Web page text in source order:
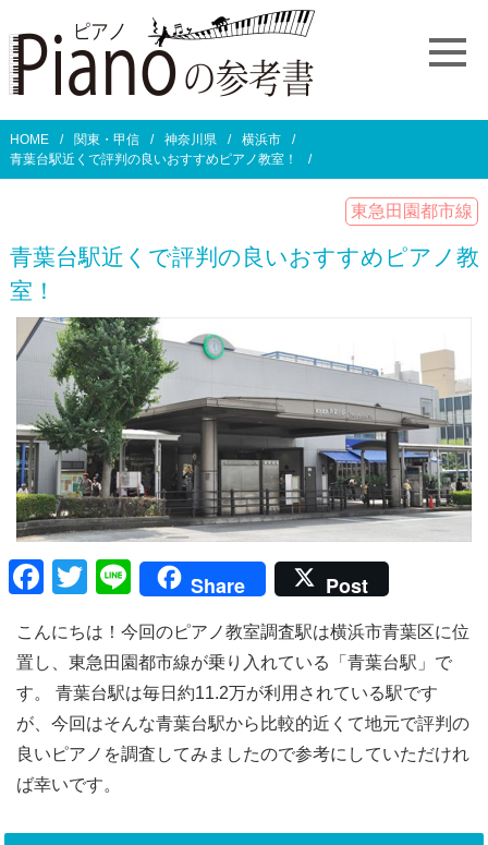
HOME 関東・甲信 神奈川県
横浜市
青葉台駅近くで評判の良いおすすめピアノ教室！
東急田園都市線
青葉台駅近くで評判の良いおすすめピアノ教
室！
F
c
e
b
o
o
T
tt
er
Li
e
Share Post
こんにちは！今回のピアノ教室調査駅は横浜市青葉区に位
置し、東急田園都市線が乗り入れている「青葉台駅」で
す。 青葉台駅は毎日約11.2万が利用されている駅です
が、今回はそんな青葉台駅から比較的近くて地元で評判の
良いピアノを調査してみましたので参考にしていただけれ
ば幸いです。